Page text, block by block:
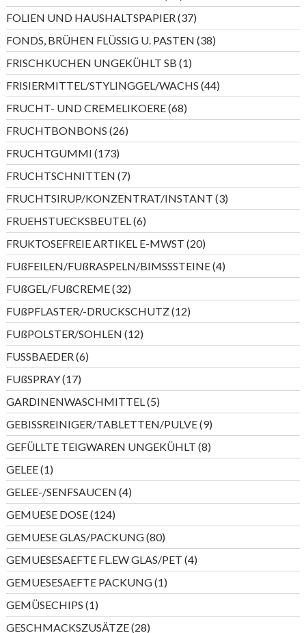
Produkte
FOLIEN UND HAUSHALTSPAPIER 3737
Produkte
FONDS, BRÜHEN FLÜSSIG U. PASTEN 3838
Produkte
FRISCHKUCHEN UNGEKÜHLT SB 11
Produkt
FRISIERMITTEL/STYLINGGEL/WACHS 4444
Produkte
FRUCHT- UND CREMELIKOERE 6868
Produkte
FRUCHTBONBONS 2626
Produkte
FRUCHTGUMMI 173173
Produkte
FRUCHTSCHNITTEN 77
Produkte
FRUCHTSIRUP/KONZENTRAT/INSTANT 33
Produkte
FRUEHSTUECKSBEUTEL 66
Produkte
FRUKTOSEFREIE ARTIKEL E-MWST 2020
Produkte
FUßFEILEN/FUßRASPELN/BIMSSSTEINE 44
Produkte
FUßGEL/FUßCREME 3232
Produkte
FUßPFLASTER/-DRUCKSCHUTZ 1212
Produkte
FUßPOLSTER/SOHLEN 1212
Produkte
FUSSBAEDER 66
Produkte
FUßSPRAY 1717
Produkte
GARDINENWASCHMITTEL 55
Produkte
GEBISSREINIGER/TABLETTEN/PULVE 99
Produkte
GEFÜLLTE TEIGWAREN UNGEKÜHLT 88
Produkte
GELEE 11
Produkt
GELEE-/SENFSAUCEN 44
Produkte
GEMUESE DOSE 124124
Produkte
GEMUESE GLAS/PACKUNG 8080
Produkte
GEMUESESAEFTE FL.EW GLAS/PET 44
Produkte
GEMUESESAEFTE PACKUNG 11
Produkt
GEMÜSECHIPS 11
Produkt
GESCHMACKSZUSÄTZE 2828